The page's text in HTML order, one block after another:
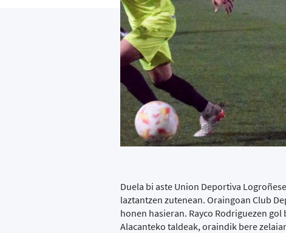
Duela bi aste Union Deportiva
laztantzen zutenean. Oraingoan Club
honen hasieran. Rayco Rodriguezen
Alacanteko taldeak, oraindik bere